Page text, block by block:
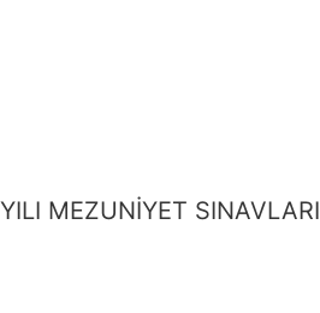
MEZUNİYET SINAVLARI